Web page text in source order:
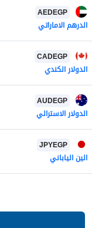
AEDEGP
الدرهم الاماراتي
CADEGP
الدولار الكندي
AUDEGP
الدولار الاسترالي
JPYEGP
الين الياباني